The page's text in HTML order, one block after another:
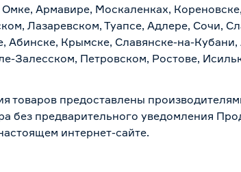
Армавире, Москаленках,
Лазаревском, Туапсе, Адлере, Сочи,
Крымске, Славянске-на-
Залесском, Петровском, Ростове,
товаров предоставлены
без предварительного уведомления
интернет-сайте.